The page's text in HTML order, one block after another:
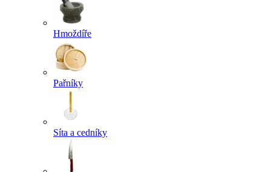
Hmoždíře
Pařníky
Síta a cedníky